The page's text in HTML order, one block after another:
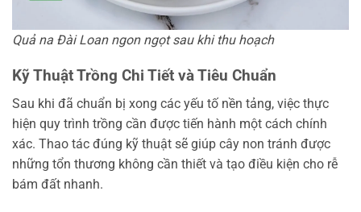
Quả na Đài Loan ngon ngọt sau khi thu hoạch
Kỹ Thuật Trồng Chi Tiết và Tiêu Chuẩn
Sau khi đã chuẩn bị xong các yếu tố nền tảng, việc thực
hiện quy trình trồng cần được tiến hành một cách chính
xác. Thao tác đúng kỹ thuật sẽ giúp cây non tránh được
những tổn thương không cần thiết và tạo điều kiện cho rễ
bám đất nhanh.